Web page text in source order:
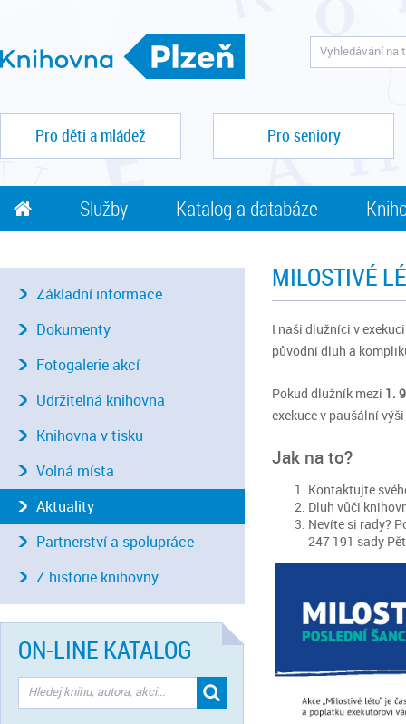
Pro děti a mládež Pro seniory
Služby Katalog a databáze
MILOSTIVÉ
I naši dlužníci v
původní dluh a
Pokud dlužník mezi 1.
exekuce v paušální
Jak na to?
Kontaktujte
Dluh vůči
Nevíte si rady?
247 191 sady
Základní informace
Dokumenty
Fotogalerie akcí
Udržitelná knihovna
Knihovna v tisku
Volná místa
Aktuality
Partnerství a spolupráce
Z historie knihovny
ON-LINE KATALOG